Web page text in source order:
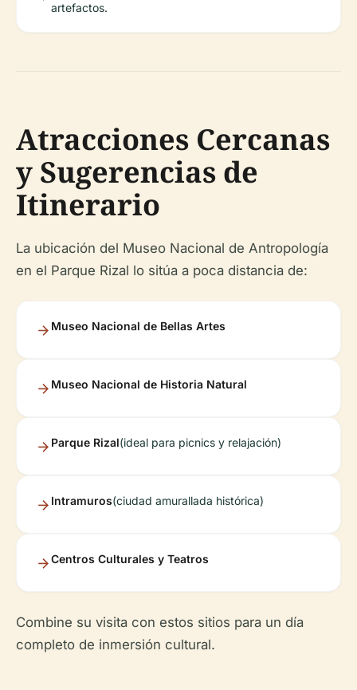
artefactos.
Atracciones Cercanas
y Sugerencias de
Itinerario
La ubicación del Museo Nacional de Antropología
en el Parque Rizal lo sitúa a poca distancia de:
Museo Nacional de Bellas Artes
Museo Nacional de Historia Natural
Parque Rizal(ideal para picnics y relajación)
Intramuros(ciudad amurallada histórica)
Centros Culturales y Teatros
Combine su visita con estos sitios para un día
completo de inmersión cultural.